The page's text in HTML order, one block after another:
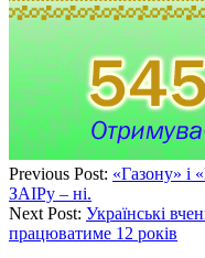
Previous Post: «Газону» і
ЗАІРу – ні.
Next Post: Українські
працюватиме 12 років